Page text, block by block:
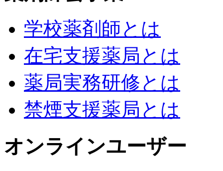
学校薬剤師とは
在宅支援薬局とは
薬局実務研修とは
禁煙支援薬局とは
オンラインユーザー